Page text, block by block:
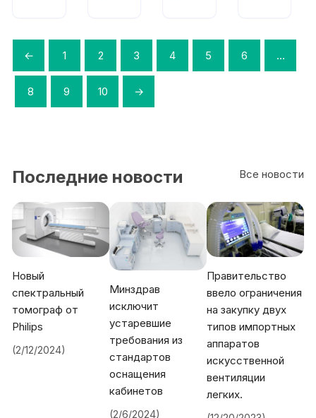
100
М
М
← 1 2 3 4 5 6 …
8 9 10 →
Все новости
Последние новости
Новый
спектральный
томограф от
Philips
(2/12/2024)
Минздрав
исключит
устаревшие
требования из
стандартов
оснащения
кабинетов
(2/6/2024)
Правительство
ввело ограничения
на закупку двух
типов импортных
аппаратов
искусственной
вентиляции
легких.